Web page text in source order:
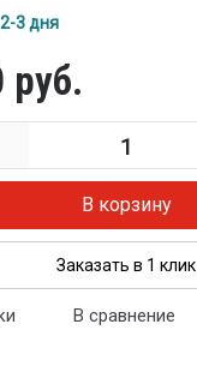
3 дня
руб.
В корзину
Заказать в 1 клик
В сравнение